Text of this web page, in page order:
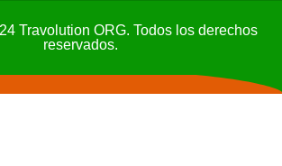
Travolution ORG. Todos los derechos
reservados.